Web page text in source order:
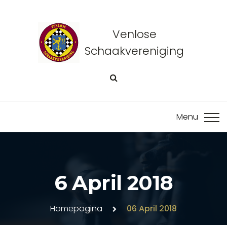
Venlose
Schaakvereniging
6 April 2018
Homepagina 06 April 2018